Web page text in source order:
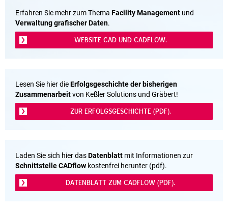
Erfahren Sie mehr zum Thema Facility Management und
Verwaltung grafischer Daten.
WEBSITE CAD UND CADFLOW.
Lesen Sie hier dieErfolgsgeschichte der bisherigen
Zusammenarbeitvon Keßler Solutions und Gräbert!
ZUR ERFOLGSGESCHICHTE (PDF).
Laden Sie sich hier dasDatenblatt mit Informationen zur
Schnittstelle CADflow kostenfrei herunter (pdf).
DATENBLATT ZUM CADFLOW (PDF).